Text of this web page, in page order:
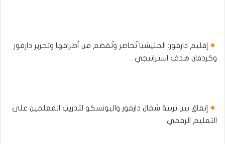
إقليم دارفور: المليشيا تُحاصر وتُقضم من أطرافها وتحرير دارفور
وكردفان هدف استراتيجي .
إتفاق بين تربية شمال دارفور واليونسكو لتدريب المعلمين على
التعليم الرقمي .